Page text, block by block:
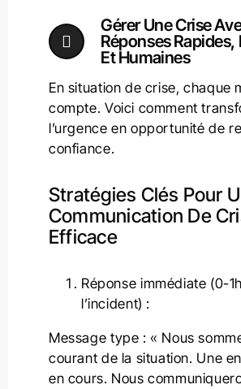
Gérer Une Crise
Réponses Rapides,
Et Humaines
En situation de crise, chaque
compte. Voici comment
l’urgence en opportunité de
confiance.
Stratégies Clés Pour
Communication De
Efficace
Réponse immédiate (0-
l’incident) :
Message type : « Nous
courant de la situation. Une
en cours. Nous